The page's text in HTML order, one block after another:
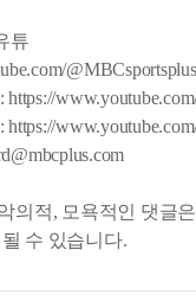
튜
@MBCsportsplus
의적, 모욕적인 댓글
수 있습니다.